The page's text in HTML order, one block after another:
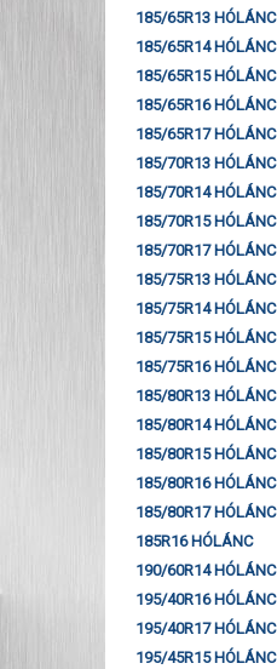
185/65R13 HÓLÁNC
185/65R14 HÓLÁNC
185/65R15 HÓLÁNC
185/65R16 HÓLÁNC
185/65R17 HÓLÁNC
185/70R13 HÓLÁNC
185/70R14 HÓLÁNC
185/70R15 HÓLÁNC
185/70R17 HÓLÁNC
185/75R13 HÓLÁNC
185/75R14 HÓLÁNC
185/75R15 HÓLÁNC
185/75R16 HÓLÁNC
185/80R13 HÓLÁNC
185/80R14 HÓLÁNC
185/80R15 HÓLÁNC
185/80R16 HÓLÁNC
185/80R17 HÓLÁNC
185R16 HÓLÁNC
190/60R14 HÓLÁNC
195/40R16 HÓLÁNC
195/40R17 HÓLÁNC
195/45R15 HÓLÁNC